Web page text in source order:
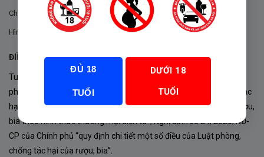
Chính sách mua hàng
Hình thức thanh toán
ĐIỀU KHOẢN VÀ CHÍNH SÁCH
Tuân thủ Nghị định 105/2017/NĐ-CP ngày 14/9/2017 của Chính
phủ về sản xuất, kinh doanh rượu. Tuân thủ Luật “phòng chống tác
hại của rượu, bia” số 44/2019/QH14-Điều 16 về “điều kiện bán rượu,
bia theo hình thức thương mại điện tử”; Nghị định số 24/2020/NĐ-
CP của Chính phủ “quy định chi tiết một số điều của Luật phòng,
chống tác hại của rượu, bia”.
ĐỦ 18
TUỔI
DƯỚI 18
TUỔI